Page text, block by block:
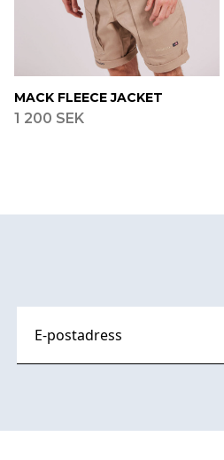
MACK FLEECE JACKET
1 200 SEK